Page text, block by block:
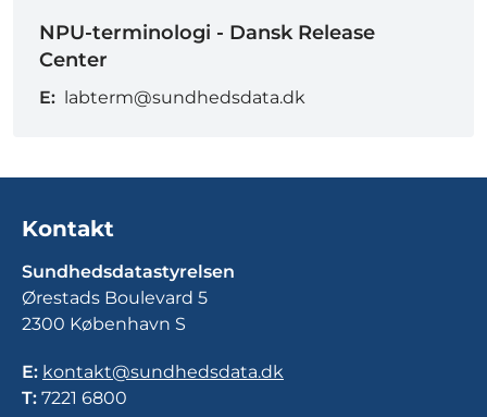
NPU-terminologi - Dansk Release
Center
E: labterm@sundhedsdata.dk
Kontakt
Sundhedsdatastyrelsen
Ørestads Boulevard 5
2300 København S
E: kontakt@sundhedsdata.dk
T: 7221 6800